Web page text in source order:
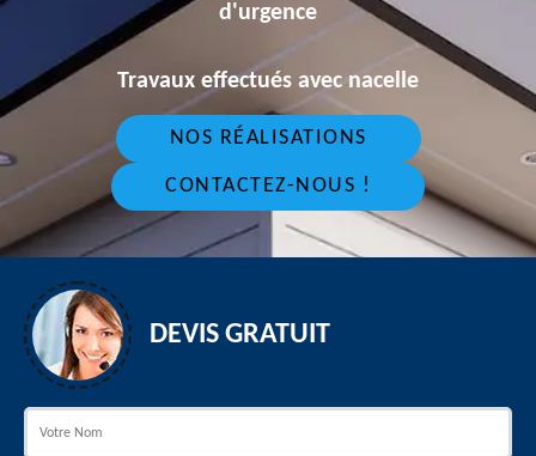
d'urgence
Travaux effectués avec nacelle
NOS RÉALISATIONS
CONTACTEZ-NOUS !
DEVIS GRATUIT